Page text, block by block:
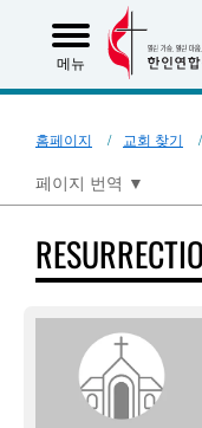
메뉴
홈페이지 교회 찾기
페이지 번역 ▼